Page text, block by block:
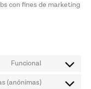
con fines de marketing
Funcional
(anónimas)